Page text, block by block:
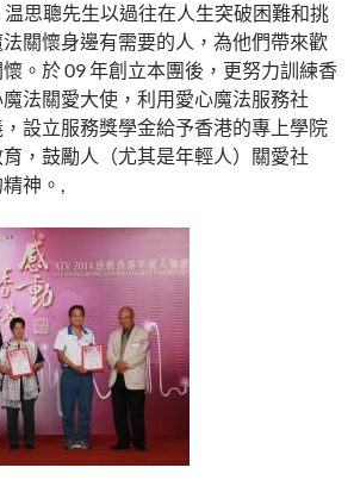
思聰先生以過往在人生突破困難和挑
關懷身邊有需要的人，為他們帶來歡
。於 09 年創立本團後，更努力訓練香
法關愛大使，利用愛心魔法服務社
設立服務獎學金給予香港的專上學院
，鼓勵人（尤其是年輕人）關愛社
神。,